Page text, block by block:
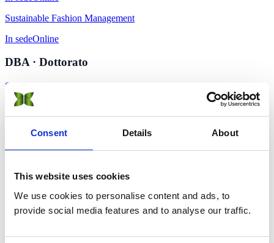
Consent Details About
This website uses cookies
We use cookies to personalise content and ads, to
provide social media features and to analyse our traffic.
Sustainable Fashion Management
In sedeOnline
DBA · Dottorato
Sustainability Management
Online
CAS · Corsi brevi
Certificate of Advanced Studies (CAS) in Sustainability
In sedeOnline
Esplora